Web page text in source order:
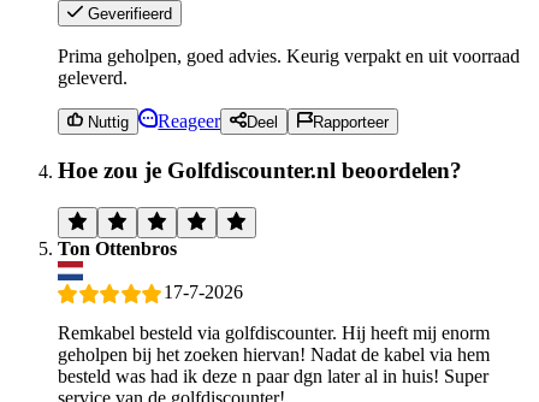
Geverifieerd
Prima geholpen, goed advies. Keurig verpakt en uit voorraad
geleverd.
Nuttig Reageer Deel Rapporteer
Hoe zou je Golfdiscounter.nl beoordelen?
Ton Ottenbros
17-7-2026
Remkabel besteld via golfdiscounter. Hij heeft mij enorm
geholpen bij het zoeken hiervan! Nadat de kabel via hem
besteld was had ik deze n paar dgn later al in huis! Super
service van de golfdiscounter!